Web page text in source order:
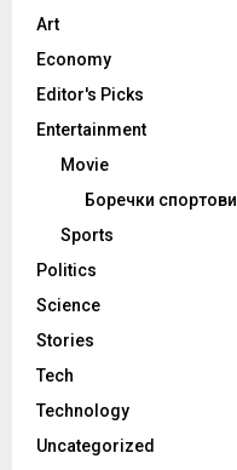
Art
Economy
Editor's Picks
Entertainment
Movie
Боречки спортови
Sports
Politics
Science
Stories
Tech
Technology
Uncategorized